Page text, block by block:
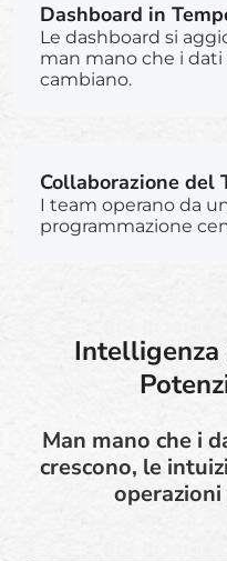
Dashboard in
Le dashboard si
man mano che i
cambiano.
Collaborazione del
I team operano da
programmazione
Intelligenza
Man mano che i
crescono, le